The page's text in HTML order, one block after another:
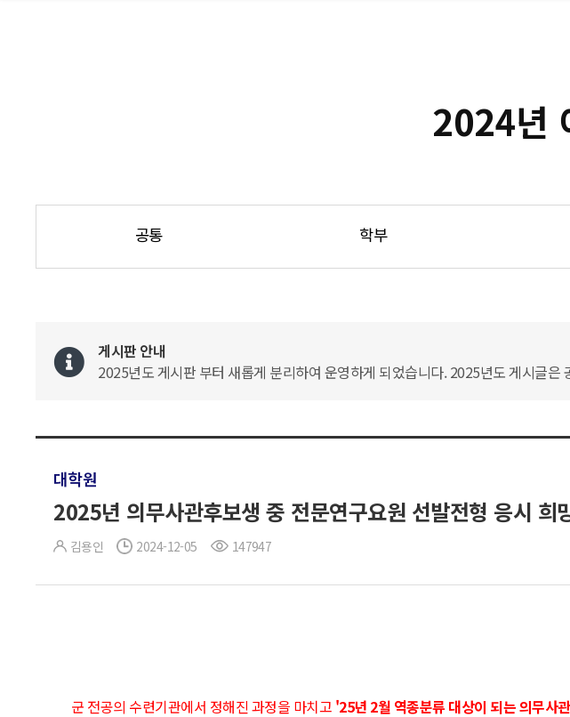
2024년
공통 학부
게시판 안내
2025년도 게시판 부터 새롭게 분리하여 운영하게 되었습니다. 2025년도 게시글은
대학원
2025년 의무사관후보생 중 전문연구요원 선발전형 응시
김용인 2024-12-05 147947
군 전공의 수련기관에서 정해진 과정을 마치고 '25년 2월 역종분류 대상이 되는 의무사